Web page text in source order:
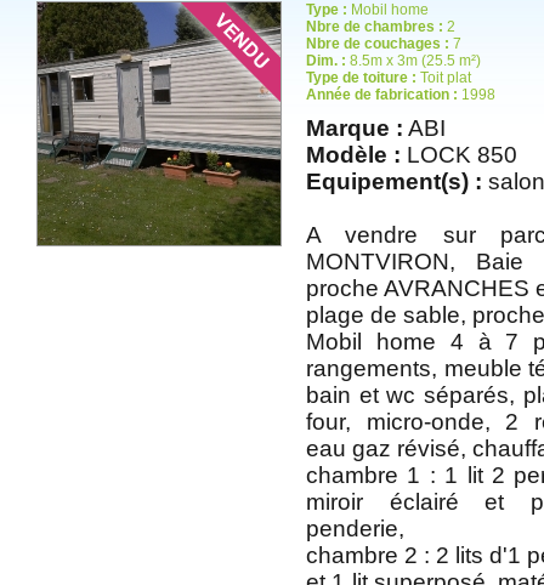
Type : Mobil home
Nbre de chambres : 2
Nbre de couchages : 7
Dim. : 8.5m x 3m (25.5 m²)
Type de toiture : Toit plat
Année de fabrication : 1998
Marque : ABI
Modèle : LOCK 850
Equipement(s) :
A vendre sur
MONTVIRON,
proche AVRANCHES
plage de sable,
Mobil home 4 à 7
rangements, meuble
bain et wc séparés,
four, micro-onde, 2
eau gaz révisé,
chambre 1 : 1 lit 2
miroir éclairé et
penderie,
chambre 2 : 2 lits d'1